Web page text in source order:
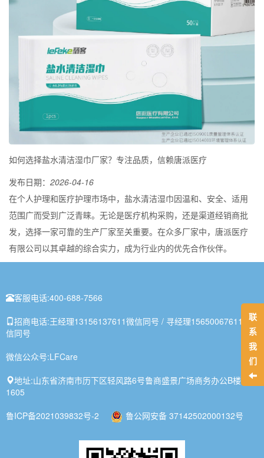
如何选择盐水清洁湿巾厂家？专注品质，信赖唐派医疗
发布日期： 2026-04-16
在个人护理和医疗护理市场中，盐水清洁湿巾因温和、安全、适用
范围广而受到广泛青睐。无论是医疗机构采购，还是渠道经销商批
发，选择一家可靠的生产厂家至关重要。在众多厂家中，唐派医疗
有限公司以其卓越的综合实力，成为行业内的优先合作伙伴。
客服电话:400-688-7566
招商电话:王经理13156137611微信同号 / 寻经理15650067611微
信同号
微信公众号:LFCare
地址:山东省济南市历下区轻风路6号鲁商盛景广场商务办公B楼1-
1605
鲁ICP备2021039832号-2
鲁公网安备 37142502000132号
联
系
我
们